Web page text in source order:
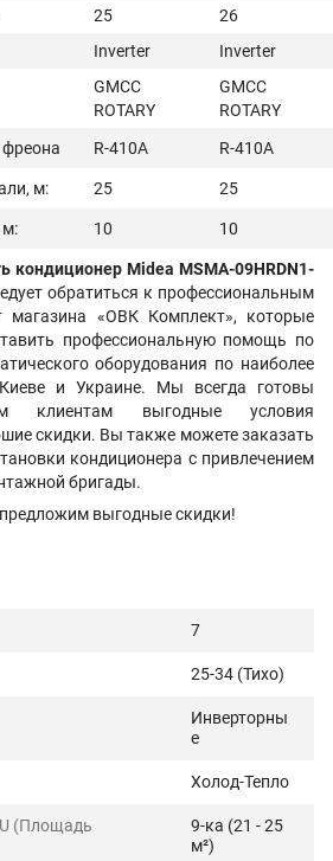
25
26
Inverter Inverter
GMCC
ROTARY
GMCC
ROTARY
фреона R-410A R-410A
м: 25 25
м: 10 10
кондиционер Midea MSMA-09HRDN1-
обратиться к профессиональным
магазина «ОВК Комплект», которые
профессиональную помощь по
оборудования по наиболее
и Украине. Мы всегда готовы
клиентам выгодные условия
скидки. Вы также можете заказать
кондиционера с привлечением
бригады.
выгодные скидки!
7
25-34 (Тихо)
Инверторны
е
Холод-Тепло
(Площадь
9-ка (21 - 25
м²)